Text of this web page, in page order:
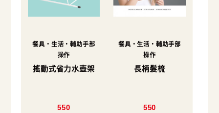
餐具・生活・輔助手部
操作
搖動式省力水壺架
550
餐具・生活・輔助手部
操作
長柄髮梳
550